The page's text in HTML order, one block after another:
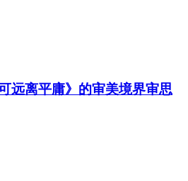
远离平庸》的审美境界审思